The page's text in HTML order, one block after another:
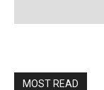
MOST READ